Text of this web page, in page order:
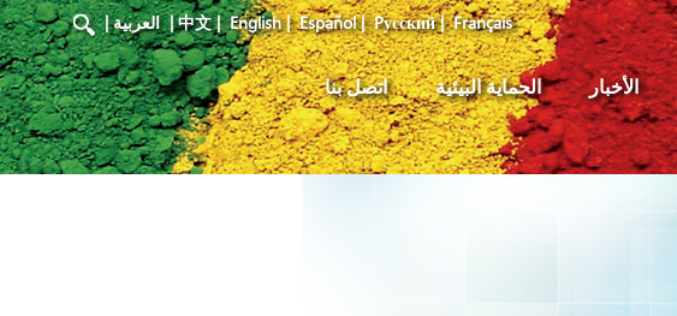
الأخبار الحماية البيئية اتصل بنا
中文| English| Español| Pусский| Français
| العربية|